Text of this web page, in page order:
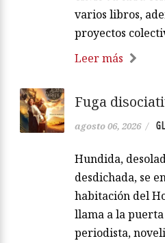
varios libros,
proyectos
Leer más
Fuga
agosto 06, 2026 /
Hundida,
desdichada, se
habitación del
llama a la
periodista,